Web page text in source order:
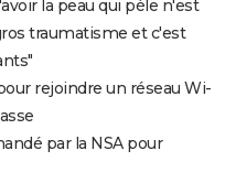
la peau qui pèle n'est
traumatisme et c'est
rejoindre un réseau Wi-
par la NSA pour